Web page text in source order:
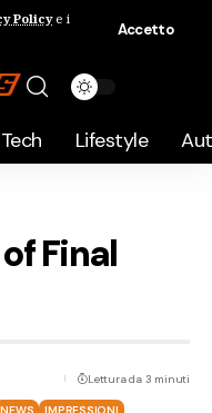
Policye i
Accetto
Tech Lifestyle
Final
Lettura da 3 minuti